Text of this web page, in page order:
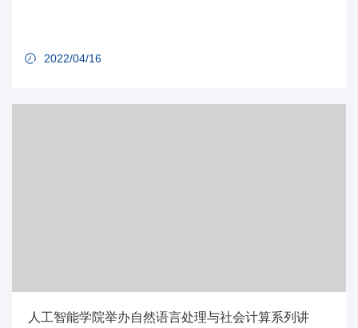
2022/04/16
人工智能学院举办自然语言处理与社会计算系列讲